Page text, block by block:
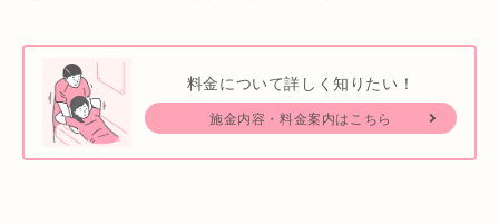
料金について詳しく知りたい！
施金内容・料金案内はこちら